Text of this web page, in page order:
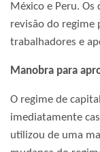
México e Peru.
revisão do regime
trabalhadores e
Manobra para
O regime de
imediatamente
utilizou de uma